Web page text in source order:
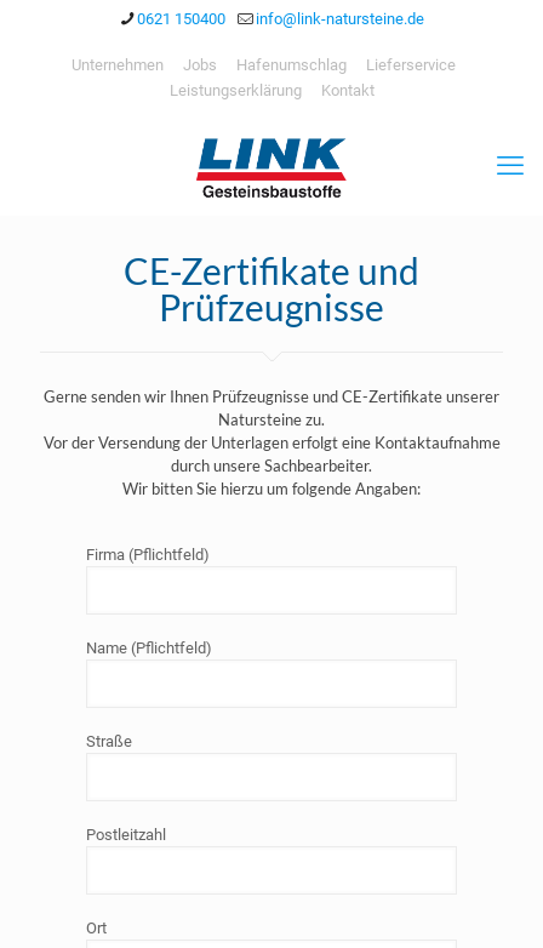
0621 150400 info@link-natursteine.de
Unternehmen Jobs Hafenumschlag
Lieferservice
Leistungserklärung
Kontakt
CE-Zertifikate und
Prüfzeugnisse
Gerne senden wir Ihnen Prüfzeugnisse und CE-Zertifikate unserer
Natursteine zu.
Vor der Versendung der Unterlagen erfolgt eine Kontaktaufnahme
durch unsere Sachbearbeiter.
Wir bitten Sie hierzu um folgende Angaben:
Firma (Pflichtfeld)
Name (Pflichtfeld)
Straße
Postleitzahl
Ort